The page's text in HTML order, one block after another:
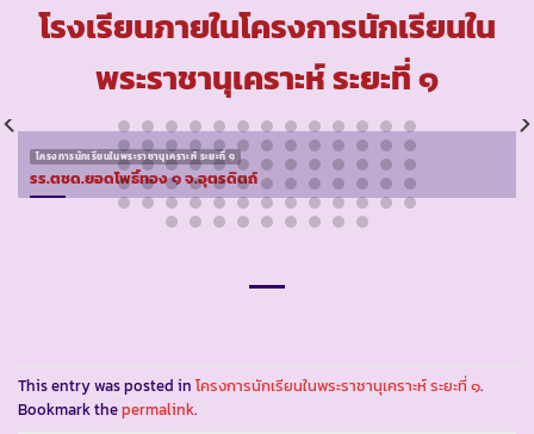
โรงเรียนภายในโครงการนักเรียนใน
พระราชานุเคราะห์ ระยะที่ ๑
โครงการนักเรียนในพระราชานุเคราะห์ ระยะที่ ๑
รร.ตชด.ยอดโพธิ์ทอง ๑ จ.อุตรดิตถ์
This entry was posted in โครงการนักเรียนในพระราชานุเคราะห์ ระยะที่ ๑.
Bookmark thepermalink.